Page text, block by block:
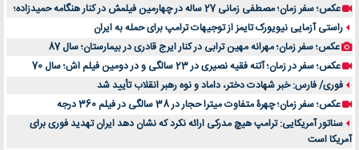
عکس؛ سفر زمان؛ مصطفی زمانی 27 ساله در چهارمین فیلمش در کنار هنگامه حمیدزاده؛
راستی آزمایی نیویورک تایمز از توجیهات ترامپ برای حمله به ایران
عکس؛ سفر زمان؛ مهرانه مهین ترابی در کنار ایرج قادری در بیمارستان؛ سال 87
عکس؛ سفر در زمان؛ آتنه فقیه نصیری در 23 سالگی و در دومین فیلم اش؛ سال 70
فوری/ فارس: خبر شهادت دختر، داماد و نوه رهبر انقلاب تأیید شد
عکس؛ سفر زمان؛ چهرۀ متفاوت میترا حجار در 38 سالگی در فیلم 360 درجه
سناتور آمریکایی: ترامپ هیچ مدرکی ارائه نکرد که نشان دهد ایران تهدید فوری برای
آمریکا است